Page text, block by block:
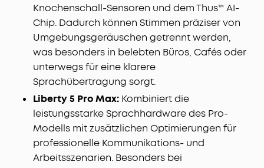
Knochenschall-Sensoren und dem Thus™ AI-
Chip. Dadurch können Stimmen präziser von
Umgebungsgeräuschen getrennt werden,
was besonders in belebten Büros, Cafés oder
unterwegs für eine klarere
Sprachübertragung sorgt.
Liberty 5 Pro Max: Kombiniert die
leistungsstarke Sprachhardware des Pro-
Modells mit zusätzlichen Optimierungen für
professionelle Kommunikations- und
Arbeitsszenarien. Besonders bei